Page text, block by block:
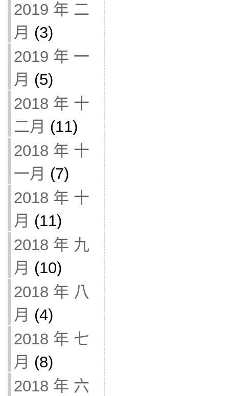
2019 年 二
月 (3)
2019 年 一
月 (5)
2018 年 十
二月 (11)
2018 年 十
一月 (7)
2018 年 十
月 (11)
2018 年 九
月 (10)
2018 年 八
月 (4)
2018 年 七
月 (8)
2018 年 六